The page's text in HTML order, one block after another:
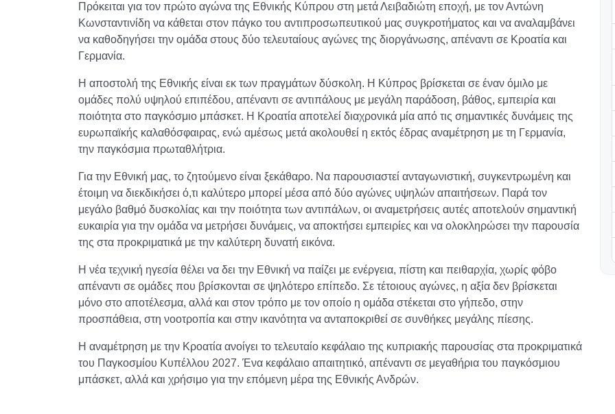
Πρόκειται για τον πρώτο αγώνα της Εθνικής Κύπρου στη μετά Λειβαδιώτη εποχή, με τον Αντώνη
Κωνσταντινίδη να κάθεται στον πάγκο του αντιπροσωπευτικού μας συγκροτήματος και να αναλαμβάνει
να καθοδηγήσει την ομάδα στους δύο τελευταίους αγώνες της διοργάνωσης, απέναντι σε Κροατία και
Γερμανία.
Η αποστολή της Εθνικής είναι εκ των πραγμάτων δύσκολη. Η Κύπρος βρίσκεται σε έναν όμιλο με
ομάδες πολύ υψηλού επιπέδου, απέναντι σε αντιπάλους με μεγάλη παράδοση, βάθος, εμπειρία και
ποιότητα στο παγκόσμιο μπάσκετ. Η Κροατία αποτελεί διαχρονικά μία από τις σημαντικές δυνάμεις της
ευρωπαϊκής καλαθόσφαιρας, ενώ αμέσως μετά ακολουθεί η εκτός έδρας αναμέτρηση με τη Γερμανία,
την παγκόσμια πρωταθλήτρια.
Για την Εθνική μας, το ζητούμενο είναι ξεκάθαρο. Να παρουσιαστεί ανταγωνιστική, συγκεντρωμένη και
έτοιμη να διεκδικήσει ό,τι καλύτερο μπορεί μέσα από δύο αγώνες υψηλών απαιτήσεων. Παρά τον
μεγάλο βαθμό δυσκολίας και την ποιότητα των αντιπάλων, οι αναμετρήσεις αυτές αποτελούν σημαντική
ευκαιρία για την ομάδα να μετρήσει δυνάμεις, να αποκτήσει εμπειρίες και να ολοκληρώσει την παρουσία
της στα προκριματικά με την καλύτερη δυνατή εικόνα.
Η νέα τεχνική ηγεσία θέλει να δει την Εθνική να παίζει με ενέργεια, πίστη και πειθαρχία, χωρίς φόβο
απέναντι σε ομάδες που βρίσκονται σε ψηλότερο επίπεδο. Σε τέτοιους αγώνες, η αξία δεν βρίσκεται
μόνο στο αποτέλεσμα, αλλά και στον τρόπο με τον οποίο η ομάδα στέκεται στο γήπεδο, στην
προσπάθεια, στη νοοτροπία και στην ικανότητα να ανταποκριθεί σε συνθήκες μεγάλης πίεσης.
Η αναμέτρηση με την Κροατία ανοίγει το τελευταίο κεφάλαιο της κυπριακής παρουσίας στα προκριματικά
του Παγκοσμίου Κυπέλλου 2027. Ένα κεφάλαιο απαιτητικό, απέναντι σε μεγαθήρια του παγκόσμιου
μπάσκετ, αλλά και χρήσιμο για την επόμενη μέρα της Εθνικής Ανδρών.